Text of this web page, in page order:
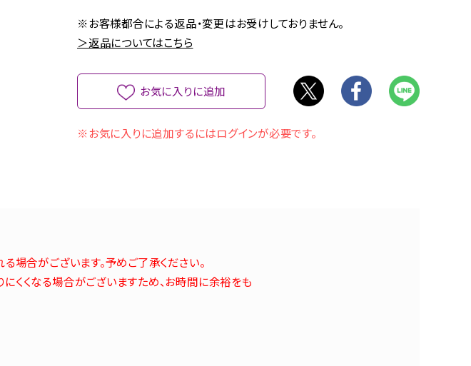
※お客様都合による返品・変更はお受けしておりません。
＞返品についてはこちら
お気に入りに追加
※お気に入りに追加するにはログインが必要です。
合がございます。予めご了承ください。
くなる場合がございますため、お時間に余裕をも